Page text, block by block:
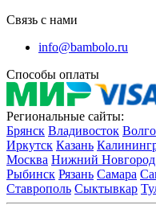
Связь с нами
info@bambolo.ru
Способы оплаты
Региональные сайты:
Брянск Владивосток
Иркутск Казань
Москва Нижний Новгород
Рыбинск Рязань Самара
Ставрополь Сыктывкар